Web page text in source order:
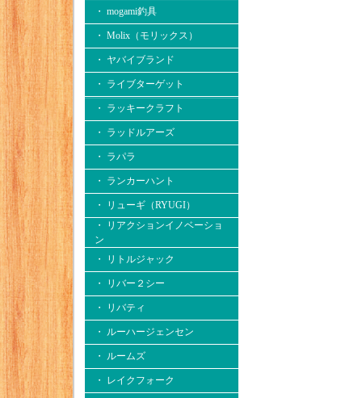
・ mogami釣具
・ Molix（モリックス）
・ ヤバイブランド
・ ライブターゲット
・ ラッキークラフト
・ ラッドルアーズ
・ ラパラ
・ ランカーハント
・ リューギ（RYUGI）
・ リアクションイノベーショ
ン
・ リトルジャック
・ リバー２シー
・ リバティ
・ ルーハージェンセン
・ ルームズ
・ レイクフォーク